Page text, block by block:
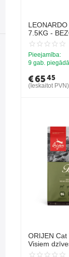
7.5KG -
BARĪBA
KAĶIEM
Pieejamība:
9 gab.
€6545
(Ieskaitot PVN)
ORIJEN
Visiem